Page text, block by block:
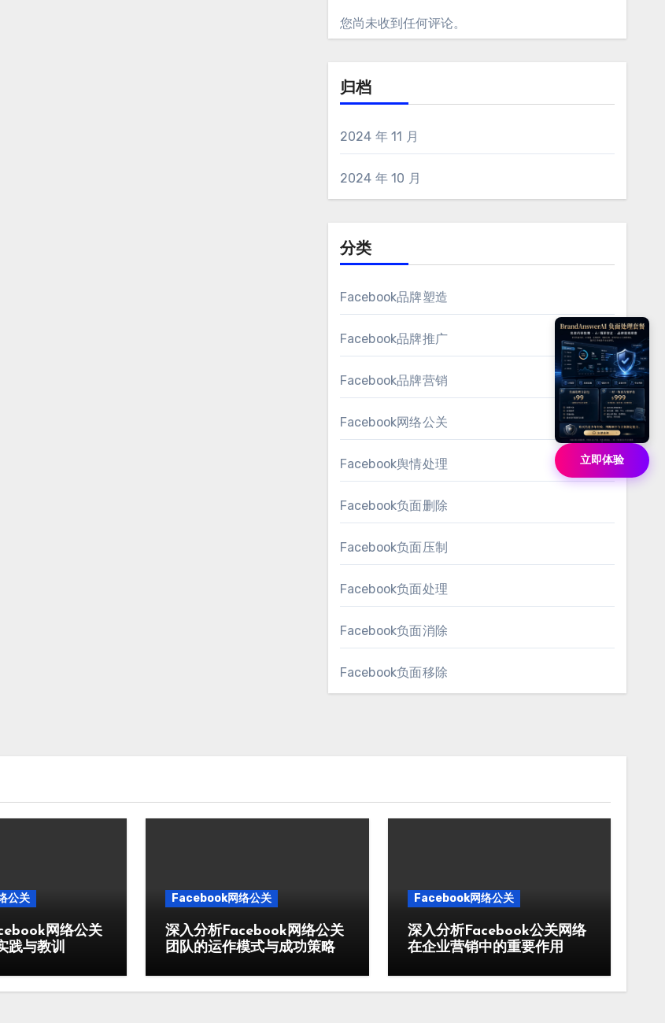
您尚未收到任何评论。
归档
2024 年 11 月
2024 年 10 月
分类
Facebook品牌塑造
Facebook品牌推广
Facebook品牌营销
Facebook网络公关
Facebook舆情处理
Facebook负面删除
Facebook负面压制
Facebook负面处理
Facebook负面消除
Facebook负面移除
公关
网络公关
践与教训
Facebook网络公关
深入分析Facebook网络公关
团队的运作模式与成功策略
Facebook网络公关
深入分析Facebook公关网络
在企业营销中的重要作用
立即体验